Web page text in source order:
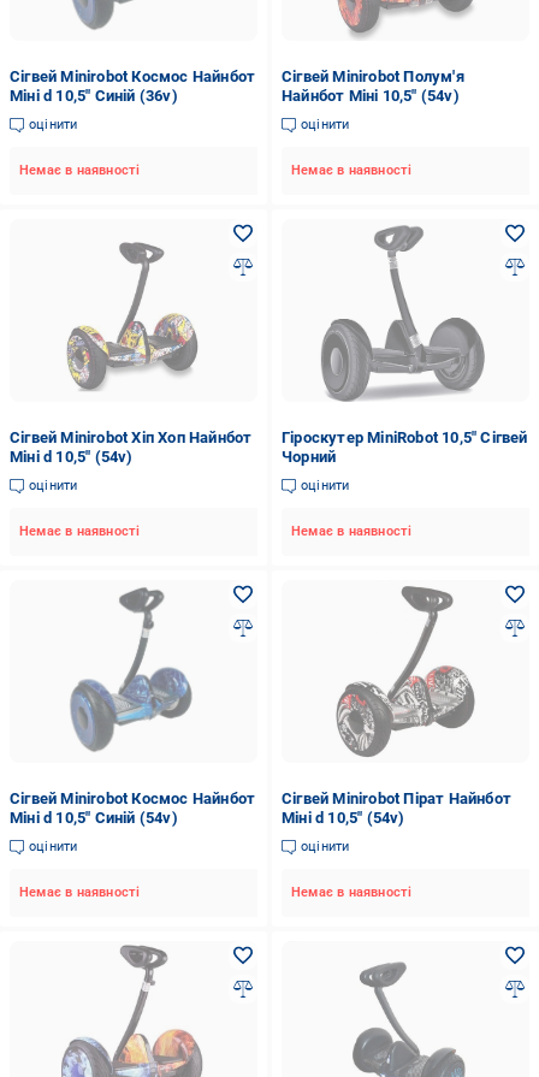
Сігвей Minirobot Космос Найнбот
Міні d 10,5" Синiй (36v)
оцінити
Немає в наявності
Сігвей Minirobot Полум'я
Найнбот Міні 10,5" (54v)
оцінити
Немає в наявності
Сігвей Minirobot Хіп Хоп Найнбот
Міні d 10,5" (54v)
оцінити
Немає в наявності
Гіроскутер MiniRobot 10,5" Сігвей
Чорний
оцінити
Немає в наявності
Сігвей Minirobot Космос Найнбот
Міні d 10,5" Синiй (54v)
оцінити
Немає в наявності
Сігвей Minirobot Пірат Найнбот
Міні d 10,5" (54v)
оцінити
Немає в наявності